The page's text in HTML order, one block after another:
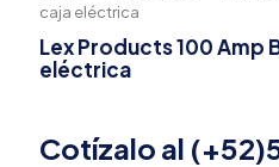
caja eléctrica
Lex Products 100 Amp
eléctrica
Cotízalo al